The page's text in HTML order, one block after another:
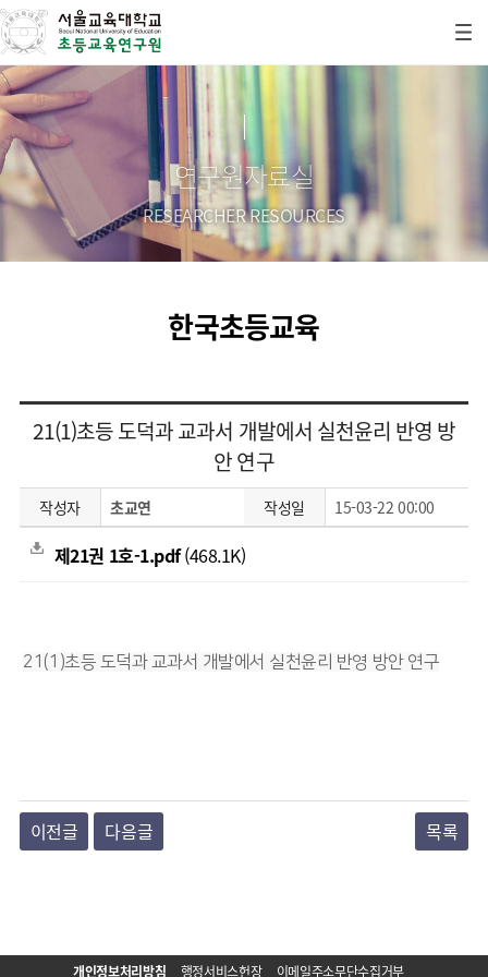
연구원자료실
RESEARCHER RESOURCES
한국초등교육
21(1)초등 도덕과 교과서 개발에서 실천윤리 반영 방
안 연구
작성자 초교연 작성일 15-03-22 00:00
제21권 1호-1.pdf(468.1K)
21(1)초등 도덕과 교과서 개발에서 실천윤리 반영 방안 연구
이전글 다음글 목록
개인정보처리방침 행정서비스헌장 이메일주소무단수집거부